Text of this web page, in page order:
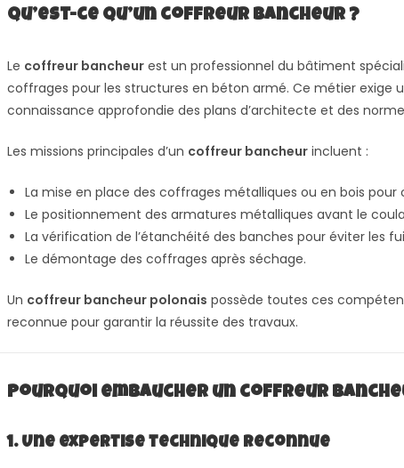
Qu’est-ce qu’un coffreur bancheur ?
Le coffreur bancheur est un professionnel du bâtiment
coffrages pour les structures en béton armé. Ce métier exige
connaissance approfondie des plans d’architecte et des
Les missions principales d’un coffreur bancheur incluent :
La mise en place des coffrages métalliques ou en bois pour
Le positionnement des armatures métalliques avant le
La vérification de l’étanchéité des banches pour éviter les
Le démontage des coffrages après séchage.
Un coffreur bancheur polonais possède toutes ces
reconnue pour garantir la réussite des travaux.
Pourquoi embaucher un coffreur
1. Une expertise technique reconnue